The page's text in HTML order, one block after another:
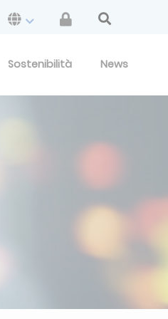
Sostenibilità News